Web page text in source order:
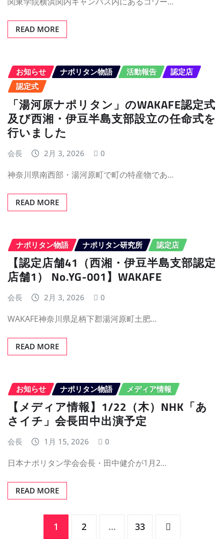
READ MORE
お知らせ ナポリタン物語 活動報告
認定店
認定式
「湯河原ナポリタン」のWAKAFE認定式
及び西湘・伊豆半島支部設立の任命式を
行いました
会長 2月 3, 2026 0
神奈川県南西部・湯河原町で町の特産物であ…
READ MORE
ナポリタン物語 ナポリタン研究所 認定店
【認定店舗41（西湘・伊豆半島支部認定
店舗1） No.YG-001】WAKAFE
会長 2月 3, 2026 0
WAKAFE神奈川県足柄下郡湯河原町土肥…
READ MORE
お知らせ ナポリタン物語 メディア情報
【メディア情報】1/22（木）NHK「あ
さイチ」会長田中出演予定
会長 1月 15, 2026 0
日本ナポリタン学会会長・田中健介が1月2…
READ MORE
1 2 … 33